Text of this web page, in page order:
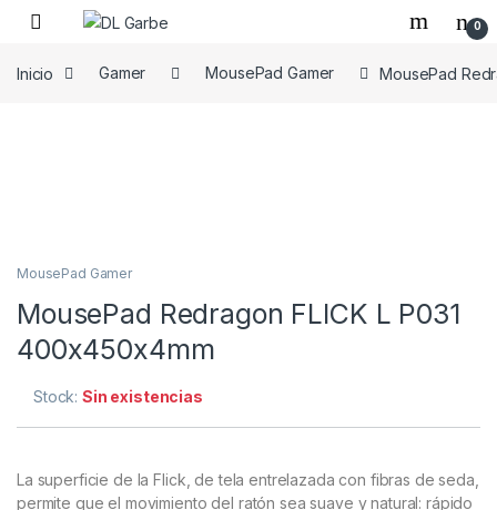
0
Inicio Gamer MousePad Gamer MousePad
MousePad Gamer
MousePad Redragon FLICK L P031
400x450x4mm
Stock:Sin existencias
La superficie de la Flick, de tela entrelazada con fibras de seda,
permite que el movimiento del ratón sea suave y natural: rápido